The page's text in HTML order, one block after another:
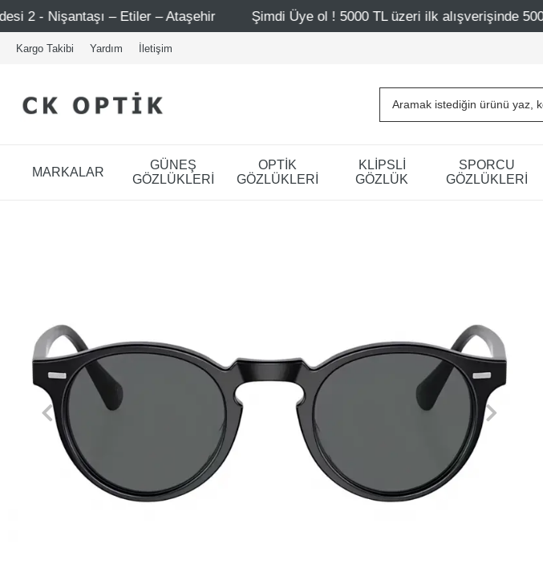
– Ataşehir Şimdi Üye ol ! 5000 TL üzeri ilk alışverişinde 500 TL indirim
Kargo Takibi Yardım İletişim
MARKALAR
GÜNEŞ
GÖZLÜKLERİ
OPTİK
GÖZLÜKLERİ
KLİPSLİ
GÖZLÜK
SPORCU
GÖZLÜKLERİ